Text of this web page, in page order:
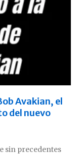
Avakian, el
del nuevo
sin precedentes